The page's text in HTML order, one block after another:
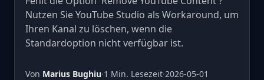
Nutzen Sie YouTube Studio als Workaround, um
Ihren Kanal zu löschen, wenn die
Standardoption nicht verfügbar ist.
Von Marius Bughiu·1 Min. Lesezeit·2026-05-01